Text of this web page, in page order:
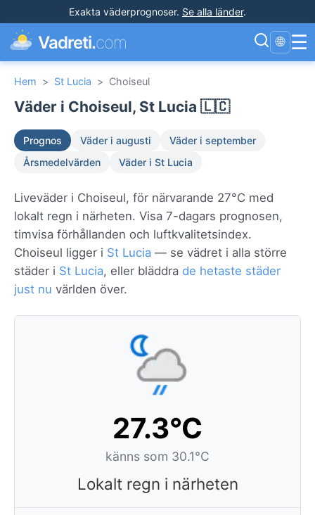
Exakta väderprognoser. Se alla länder.
Vadreti.com 🌐 ☰
Hem > St Lucia > Choiseul
Väder i Choiseul, St Lucia 🇱🇨
Prognos Väder i augusti
Väder i september
Årsmedelvärden
Väder i St Lucia
Liveväder i Choiseul, för närvarande 27°C med
lokalt regn i närheten. Visa 7-dagars prognosen,
timvisa förhållanden och luftkvalitetsindex.
Choiseul ligger i St Lucia — se vädret i alla större
städer i St Lucia, eller bläddra de hetaste städer
just nu världen över.
27.3°C
känns som 30.1°C
Lokalt regn i närheten